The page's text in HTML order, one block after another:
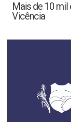
Mais de 10
Vicência